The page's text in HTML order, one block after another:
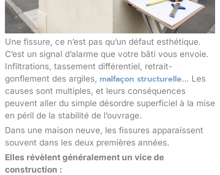
Une fissure, ce n’est pas qu’un défaut esthétique.
C’est un signal d’alarme que votre bâti vous envoie.
Infiltrations, tassement différentiel, retrait-
gonflement des argiles, malfaçon structurelle… Les
causes sont multiples, et leurs conséquences
peuvent aller du simple désordre superficiel à la mise
en péril de la stabilité de l’ouvrage.
Dans une maison neuve, les fissures apparaissent
souvent dans les deux premières années.
Elles révèlent généralement un vice de
construction :